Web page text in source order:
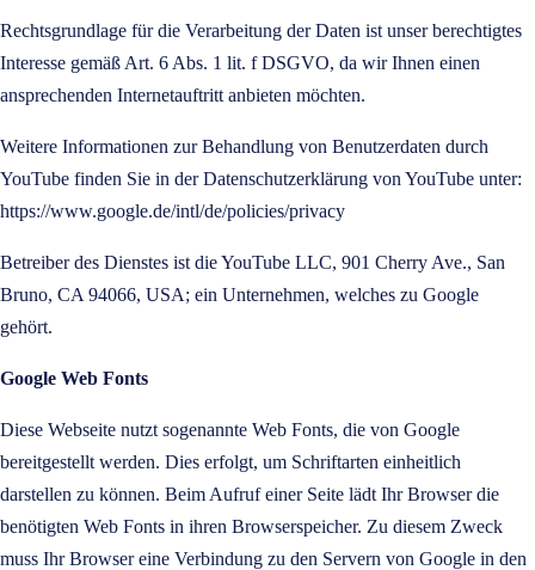
Rechtsgrundlage für die Verarbeitung der Daten ist unser berechtigtes
Interesse gemäß Art. 6 Abs. 1 lit. f DSGVO, da wir Ihnen einen
ansprechenden Internetauftritt anbieten möchten.
Weitere Informationen zur Behandlung von Benutzerdaten durch
YouTube finden Sie in der Datenschutzerklärung von YouTube unter:
https://www.google.de/intl/de/policies/privacy
Betreiber des Dienstes ist die YouTube LLC, 901 Cherry Ave., San
Bruno, CA 94066, USA; ein Unternehmen, welches zu Google
gehört.
Google Web Fonts
Diese Webseite nutzt sogenannte Web Fonts, die von Google
bereitgestellt werden. Dies erfolgt, um Schriftarten einheitlich
darstellen zu können. Beim Aufruf einer Seite lädt Ihr Browser die
benötigten Web Fonts in ihren Browserspeicher. Zu diesem Zweck
muss Ihr Browser eine Verbindung zu den Servern von Google in den